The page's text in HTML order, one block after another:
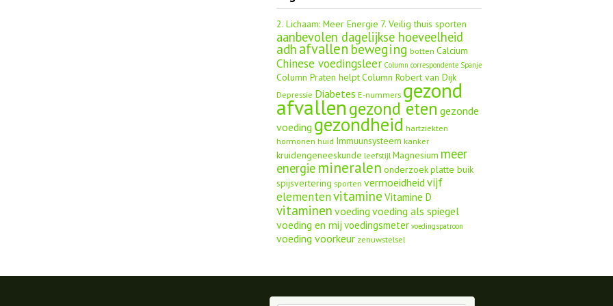
2. Lichaam: Meer Energie 7. Veilig thuis sporten
aanbevolen dagelijkse hoeveelheid
adh afvallen beweging botten Calcium
Chinese voedingsleer Column correspondente Spanje
Column Praten helptColumn Robert van Dijk
Depressie Diabetes E-nummers gezond
afvallengezond eten gezonde
voeding gezondheid hartziekten
hormonen huid Immuunsysteem kanker
kruidengeneeskunde leefstijl Magnesium meer
energie mineralen onderzoekplatte buik
spijsvertering sporten vermoeidheid vijf
elementenvitamine Vitamine D
vitaminen voeding voeding als spiegel
voeding en mij voedingsmeter voedingspatroon
voeding voorkeur zenuwstelsel